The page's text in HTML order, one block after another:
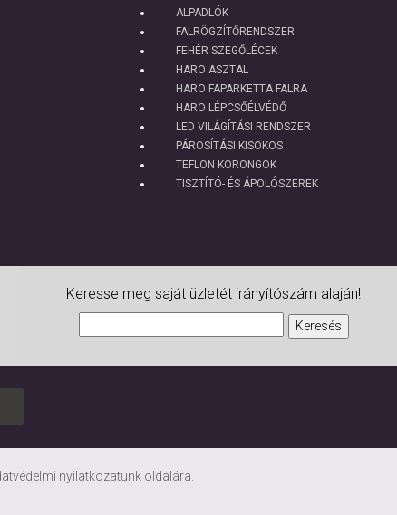
ALPADLÓK
FALRÖGZÍTŐRENDSZER
FEHÉR SZEGŐLÉCEK
HARO ASZTAL
HARO FAPARKETTA FALRA
HARO LÉPCSŐÉLVÉDŐ
LED VILÁGÍTÁSI RENDSZER
PÁROSÍTÁSI KISOKOS
TEFLON KORONGOK
TISZTÍTÓ- ÉS ÁPOLÓSZEREK
Keresse meg saját üzletét irányítószám alaján!
nyilatkozatunk oldalára.